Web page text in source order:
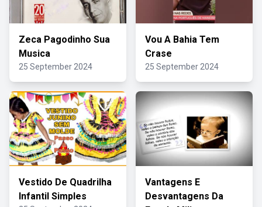
Zeca Pagodinho Sua
Musica
25 September 2024
Vou A Bahia Tem
Crase
25 September 2024
Vestido De Quadrilha
Infantil Simples
Vantagens E
Desvantagens Da